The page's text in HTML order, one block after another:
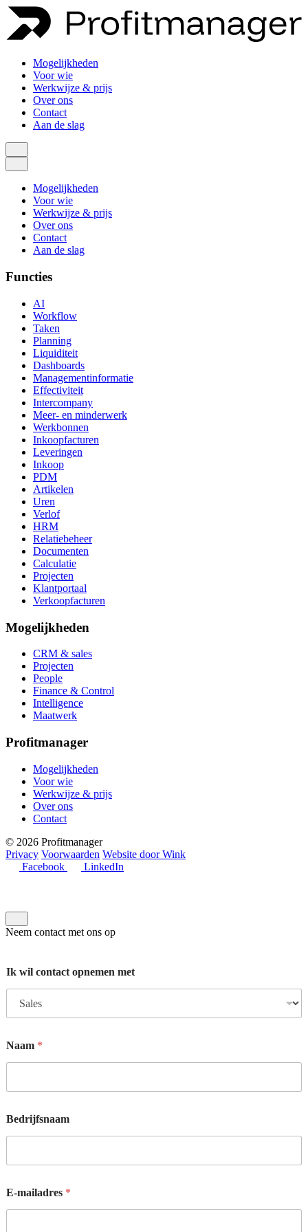
Mogelijkheden
Voor wie
Werkwijze & prijs
Over ons
Contact
Aan de slag
Mogelijkheden
Voor wie
Werkwijze & prijs
Over ons
Contact
Aan de slag
Functies
AI
Workflow
Taken
Planning
Liquiditeit
Dashboards
Managementinformatie
Effectiviteit
Intercompany
Meer- en minderwerk
Werkbonnen
Inkoopfacturen
Leveringen
Inkoop
PDM
Artikelen
Uren
Verlof
HRM
Relatiebeheer
Documenten
Calculatie
Projecten
Klantportaal
Verkoopfacturen
Mogelijkheden
CRM & sales
Projecten
People
Finance & Control
Intelligence
Maatwerk
Profitmanager
Mogelijkheden
Voor wie
Werkwijze & prijs
Over ons
Contact
© 2026 Profitmanager
Privacy Voorwaarden Website door Wink
Facebook
LinkedIn
Neem contact met ons op
T
e
e
o
n
u
m
Ik wil contact opnemen met
Naam *
Bedrijfsnaam
E-mailadres *